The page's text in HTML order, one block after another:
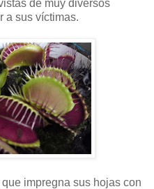
de muy diversos
a sus víctimas.
que impregna sus hojas con